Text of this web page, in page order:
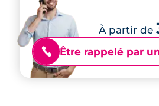
À partir de
📞 Être rappelé par